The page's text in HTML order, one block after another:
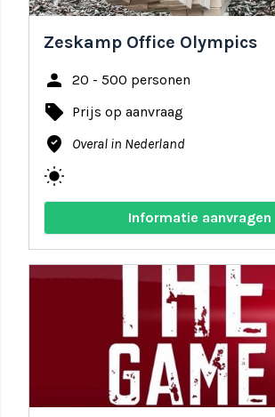
Zeskamp Office Olympics
person 20 - 500 personen
local_offer Prijs op aanvraag
where_to_vote Overal in Nederland
wb_sunny
Informatie aanvragen